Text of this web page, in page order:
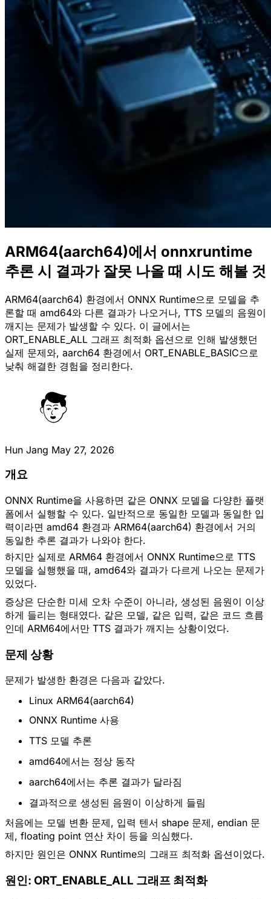
ARM64(aarch64)에서 onnxruntime
추론 시 결과가 잘못 나올 때 시도 해볼 것
ARM64(aarch64) 환경에서 ONNX Runtime으로 모델을 추
론할 때 amd64와 다른 결과가 나오거나, TTS 모델의 음원이
깨지는 문제가 발생할 수 있다. 이 글에서는
ORT_ENABLE_ALL 그래프 최적화 옵션으로 인해 발생했던
실제 문제와, aarch64 환경에서 ORT_ENABLE_BASIC으로
낮춰 해결한 경험을 정리한다.
Hun Jang May 27, 2026
개요
ONNX Runtime을 사용하면 같은 ONNX 모델을 다양한 플랫
폼에서 실행할 수 있다. 일반적으로 동일한 모델과 동일한 입
력이라면 amd64 환경과 ARM64(aarch64) 환경에서 거의
동일한 추론 결과가 나와야 한다.
하지만 실제로 ARM64 환경에서 ONNX Runtime으로 TTS
모델을 실행했을 때, amd64와 결과가 다르게 나오는 문제가
있었다.
증상은 단순한 미세 오차 수준이 아니라, 생성된 음원이 이상
하게 들리는 형태였다. 같은 모델, 같은 입력, 같은 코드 흐름
인데 ARM64에서만 TTS 결과가 깨지는 상황이었다.
문제 상황
문제가 발생한 환경은 다음과 같았다.
Linux ARM64(aarch64)
ONNX Runtime 사용
TTS 모델 추론
amd64에서는 정상 동작
aarch64에서는 추론 결과가 달라짐
결과적으로 생성된 음원이 이상하게 들림
처음에는 모델 변환 문제, 입력 텐서 shape 문제, endian 문
제, floating point 연산 차이 등을 의심했다.
하지만 원인은 ONNX Runtime의 그래프 최적화 옵션이었다.
원인: ORT_ENABLE_ALL 그래프 최적화